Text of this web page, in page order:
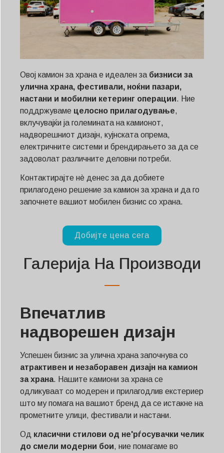
Овој камион за храна е идеален за бизниси за
улична храна, фестивали, ноќни пазари,
настани и мобилни кетеринг операции. Ние
поддржуваме целосно прилагодување,
вклучувајќи ја големината на камионот,
надворешниот дизајн, кујнската опрема,
електричните системи и брендирањето за да се
задоволат различните деловни потреби.
Контактирајте нè денес за да добиете
прилагодено решение за камион за храна и да го
започнете вашиот мобилен бизнис со храна.
Добијте цена сега
Галерија На Производи
Впечатлив
надворешен дизајн
Успешен бизнис за улична храна започнува со
атрактивен и незаборавен дизајн на камион
за храна. Нашите камиони за храна се
одликуваат со модерен и прилагодлив екстериер
што му помага на вашиот бренд да се истакне на
прометните улици, фестивали и настани.
Од класични стилови од не'рѓосувачки челик
до смели модерни бои, ние помагаме во